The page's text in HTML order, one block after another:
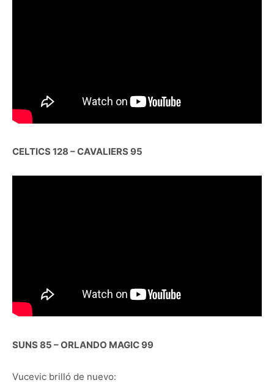
CELTICS 128 – CAVALIERS 95
SUNS 85 – ORLANDO MAGIC 99
Vucevic brilló de nuevo: